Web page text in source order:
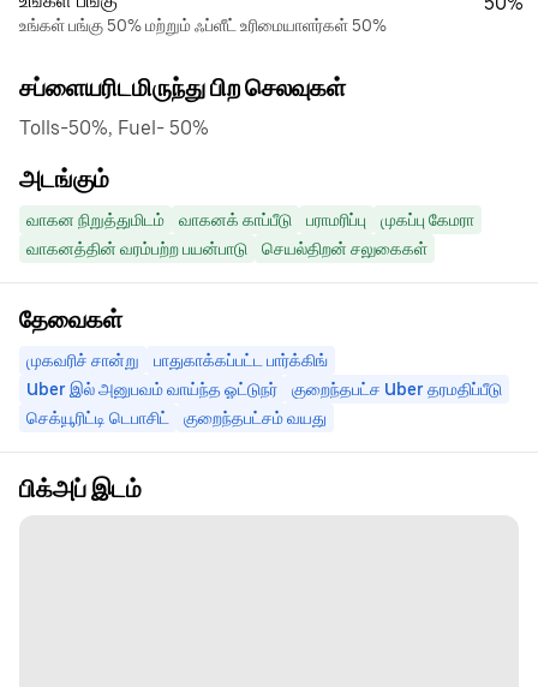
உங்கள் பங்கு 50% மற்றும் ஃப்ளீட் உரிமையாளர்கள் 50%
சப்ளையரிடமிருந்து பிற செலவுகள்
Tolls-50%, Fuel- 50%
அடங்கும்
வாகன நிறுத்துமிடம் வாகனக் காப்பீடு பராமரிப்பு
முகப்பு கேமரா
வாகனத்தின் வரம்பற்ற பயன்பாடு
செயல்திறன் சலுகைகள்
தேவைகள்
முகவரிச் சான்று
பாதுகாக்கப்பட்ட பார்க்கிங்
Uber இல் அனுபவம் வாய்ந்த ஓட்டுநர்
குறைந்தபட்ச Uber தரமதிப்பீடு
செக்யூரிட்டி டெபாசிட்
குறைந்தபட்சம் வயது
பிக்அப் இடம்